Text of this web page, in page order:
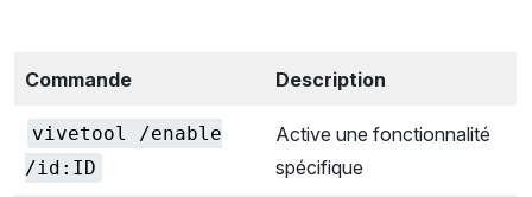
Commande Description
vivetool /enable
/id:ID
Active une fonctionnalité
spécifique